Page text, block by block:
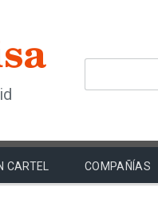
CARTEL COMPAÑÍAS